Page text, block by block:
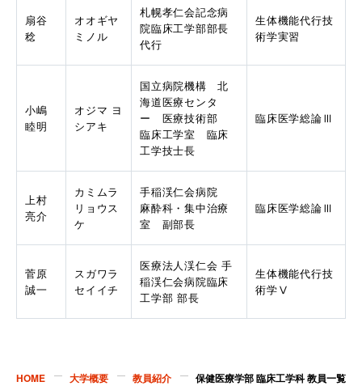
扇谷
稔
オオギヤ
ミノル
札幌孝仁会記念病
院臨床工学部部長
代行
生体機能代行技
術学実習
小嶋
睦明
オジマ ヨ
シアキ
国立病院機構　北
海道医療センタ
ー　医療技術部
臨床工学室　臨床
工学技士長
臨床医学総論Ⅲ
上村
亮介
カミムラ
リョウス
ケ
手稲渓仁会病院
麻酔科・集中治療
室　副部長
臨床医学総論Ⅲ
菅原
誠一
スガワラ
セイイチ
医療法人渓仁会 手
稲渓仁会病院臨床
工学部 部長
生体機能代行技
術学Ⅴ
HOME 大学概要 教員紹介 保健医療学部 臨床工学科 教員一覧